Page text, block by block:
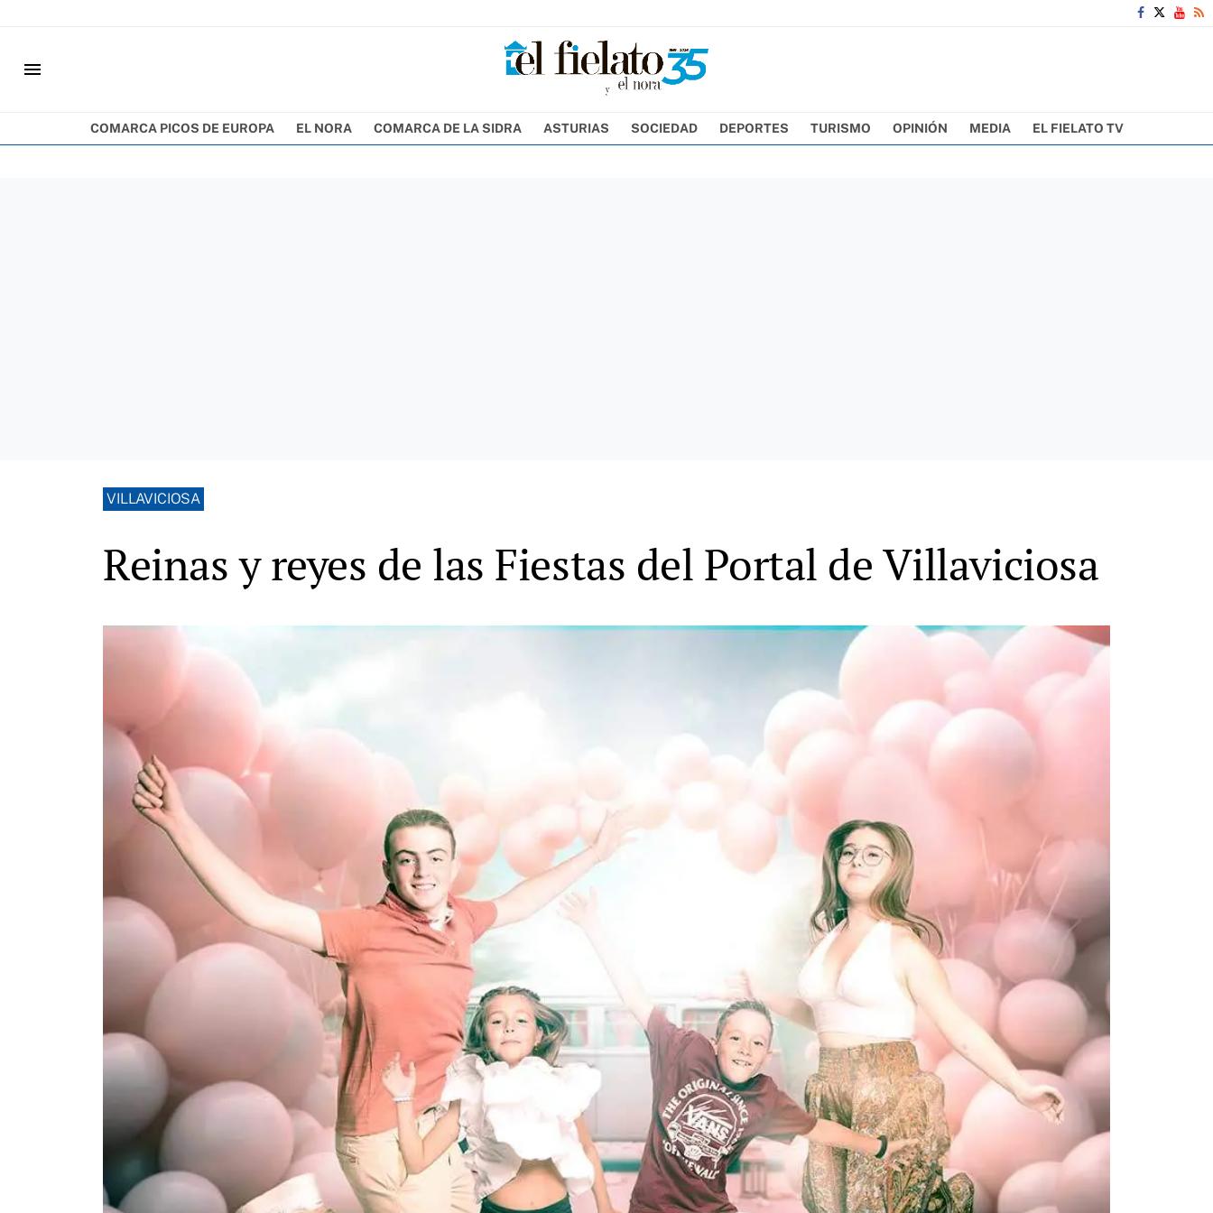
menu
COMARCA PICOS DE EUROPA EL NORA COMARCA DE LA SIDRA ASTURIAS SOCIEDAD DEPORTES TURISMO OPINIÓN MEDIA EL FIELATO TV
VILLAVICIOSA
Reinas y reyes de las Fiestas del Portal de Villaviciosa